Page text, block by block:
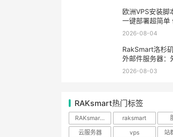
欧洲VPS安装脚
一键部署超简单
RakSmart欧洲机
2026-08-04
RakSmart洛杉
外邮件服务器：
跨境邮件收发优选
2026-08-03
RAKsmart热门标签
RAKsmart服务器 raksmart
云服务器
vps
站